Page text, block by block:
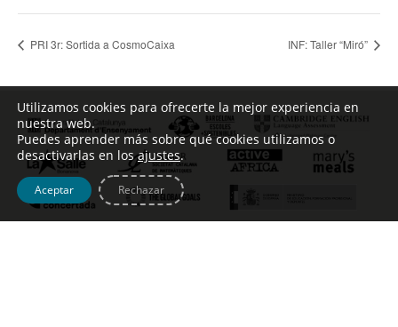
PRI 3r: Sortida a CosmoCaixa INF: Taller “Miró”
Utilizamos cookies para ofrecerte la mejor experiencia en
nuestra web.
Puedes aprender más sobre qué cookies utilizamos o
desactivarlas en losajustes.
Aceptar Rechazar